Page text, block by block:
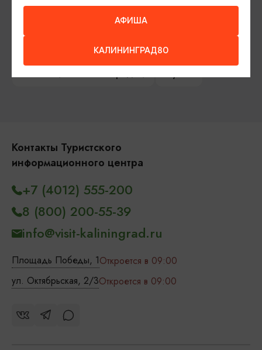
Гостиницы
Компас Балтийской кухни
Контакты Туристского
информационного центра
Площадь Победы, 1Откроется в 09:00
ул. Октябрьская, 2/3Откроется в 09:00
+7 (4012) 555-200
8 (800) 200-55-39
info@visit-kaliningrad.ru
АФИША
КАЛИНИНГРАД80